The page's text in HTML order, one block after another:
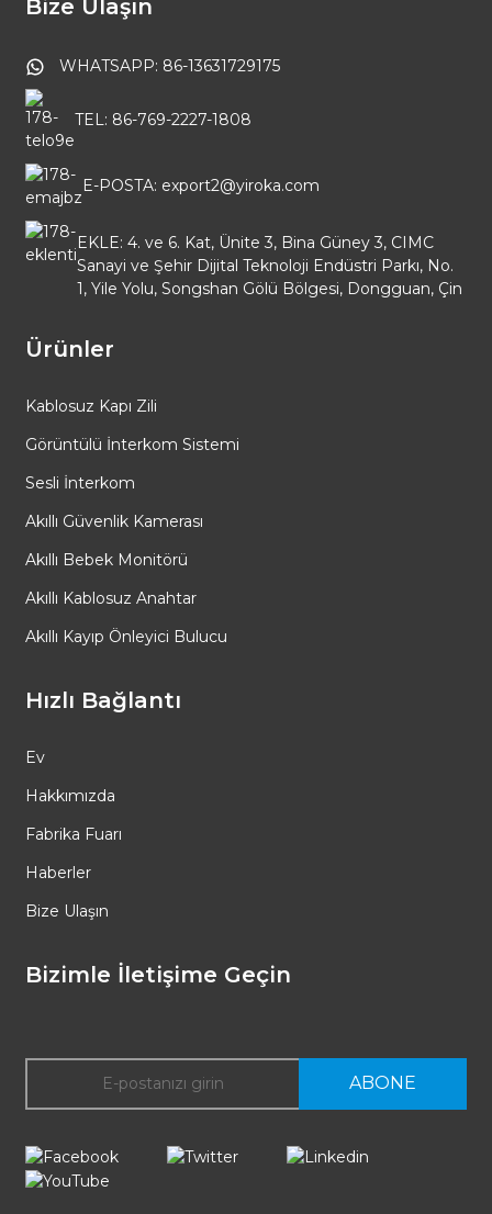
Bize Ulaşın
WHATSAPP: 86-13631729175
TEL: 86-769-2227-1808
E-POSTA: export2@yiroka.com
EKLE: 4. ve 6. Kat, Ünite 3, Bina Güney 3, CIMC
Sanayi ve Şehir Dijital Teknoloji Endüstri Parkı, No.
1, Yile Yolu, Songshan Gölü Bölgesi, Dongguan, Çin
Ürünler
Kablosuz Kapı Zili
Görüntülü İnterkom Sistemi
Sesli İnterkom
Akıllı Güvenlik Kamerası
Akıllı Bebek Monitörü
Akıllı Kablosuz Anahtar
Akıllı Kayıp Önleyici Bulucu
Hızlı Bağlantı
Ev
Hakkımızda
Fabrika Fuarı
Haberler
Bize Ulaşın
Bizimle İletişime Geçin
ABONE